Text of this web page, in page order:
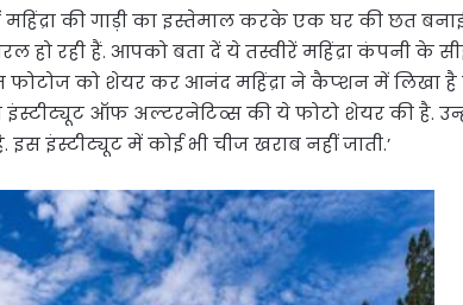
की गाड़ी का इस्तेमाल करके एक घर की छत
हो रही हैं. आपको बता दें ये तस्वीरें महिंद्रा कंपनी के
फोटोज को शेयर कर आनंद महिंद्रा ने कैप्शन में लिखा है
ऑफ अल्टरनेटिव्स की ये फोटो शेयर की है.
इंस्टीट्यूट में कोई भी चीज खराब नहीं जाती.’